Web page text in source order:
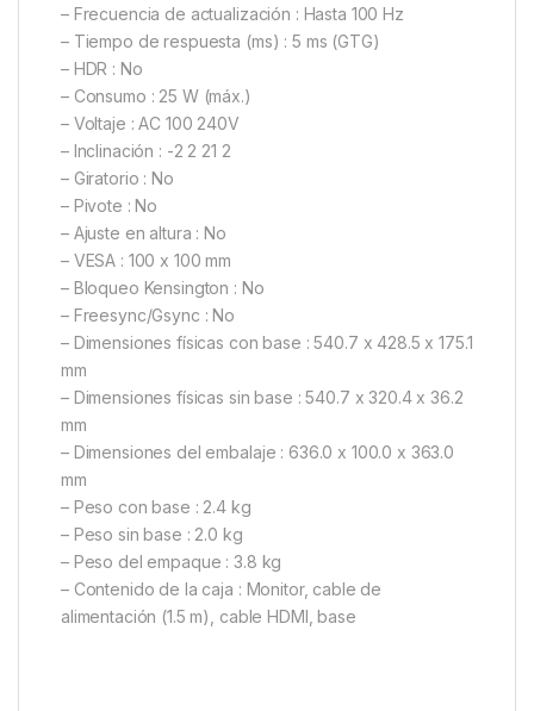
– Frecuencia de actualización : Hasta 100 Hz
– Tiempo de respuesta (ms) : 5 ms (GTG)
– HDR : No
– Consumo : 25 W (máx.)
– Voltaje : AC 100 240V
– Inclinación : -2 2 21 2
– Giratorio : No
– Pivote : No
– Ajuste en altura : No
– VESA : 100 x 100 mm
– Bloqueo Kensington : No
– Freesync/Gsync : No
– Dimensiones físicas con base : 540.7 x 428.5 x 175.1
mm
– Dimensiones físicas sin base : 540.7 x 320.4 x 36.2
mm
– Dimensiones del embalaje : 636.0 x 100.0 x 363.0
mm
– Peso con base : 2.4 kg
– Peso sin base : 2.0 kg
– Peso del empaque : 3.8 kg
– Contenido de la caja : Monitor, cable de
alimentación (1.5 m), cable HDMI, base